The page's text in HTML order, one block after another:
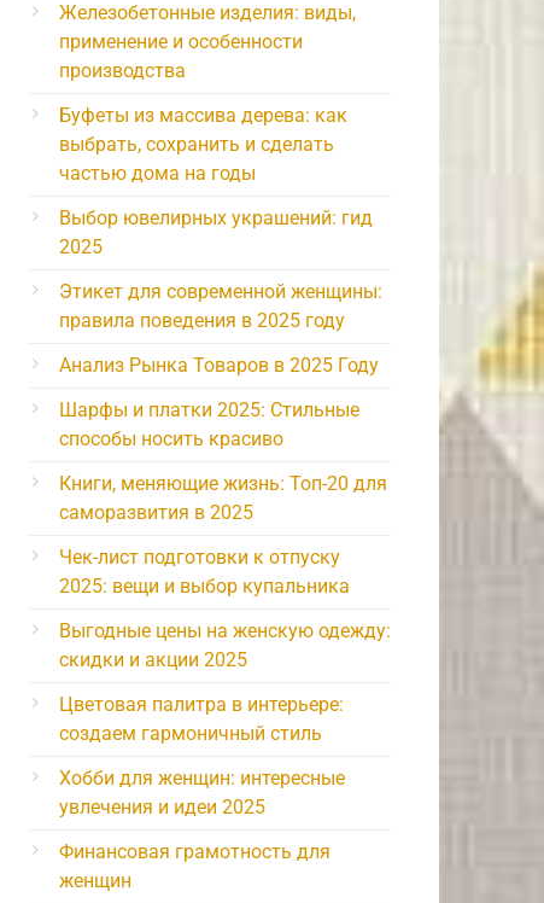
Железобетонные изделия: виды,
применение и особенности
производства
Буфеты из массива дерева: как
выбрать, сохранить и сделать
частью дома на годы
Выбор ювелирных украшений: гид
2025
Этикет для современной женщины:
правила поведения в 2025 году
Анализ Рынка Товаров в 2025 Году
Шарфы и платки 2025: Стильные
способы носить красиво
Книги, меняющие жизнь: Топ-20 для
саморазвития в 2025
Чек-лист подготовки к отпуску
2025: вещи и выбор купальника
Выгодные цены на женскую одежду:
скидки и акции 2025
Цветовая палитра в интерьере:
создаем гармоничный стиль
Хобби для женщин: интересные
увлечения и идеи 2025
Финансовая грамотность для
женщин